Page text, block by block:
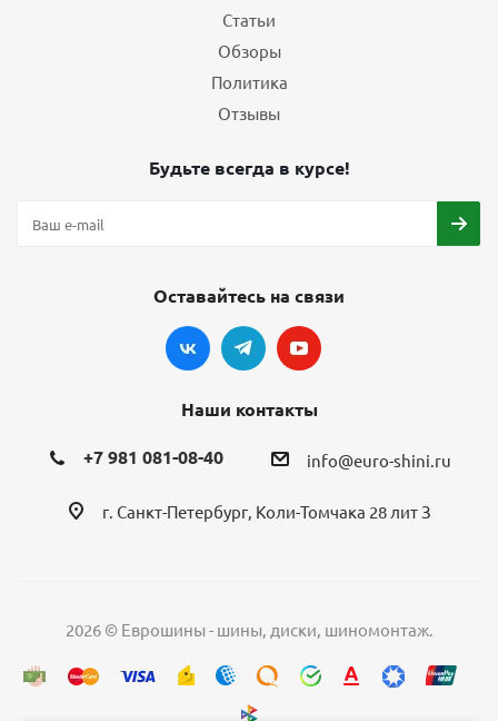
Статьи
Обзоры
Политика
Отзывы
Будьте всегда в курсе!
Оставайтесь на связи
Наши контакты
+7 981 081-08-40 info@euro-shini.ru
г. Санкт-Петербург, Коли-Томчака 28 лит З
2026 © Еврошины - шины, диски, шиномонтаж.